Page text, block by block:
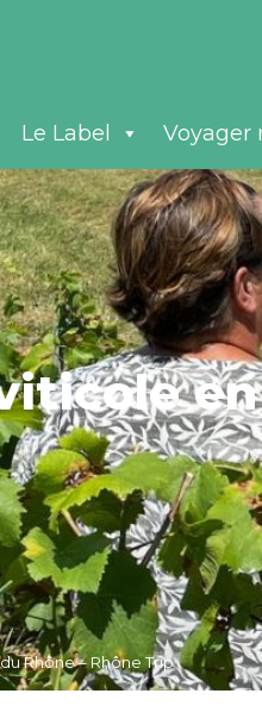
Le Label Voyager
Rhône – Rhône Trip